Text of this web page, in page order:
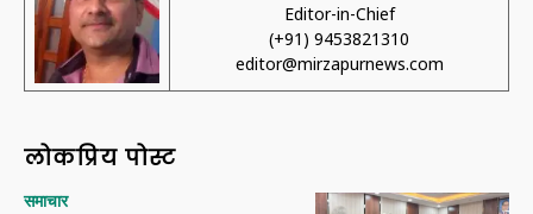
Editor-in-Chief
(+91) 9453821310
editor@mirzapurnews.com
लोकप्रिय पोस्ट
समाचार